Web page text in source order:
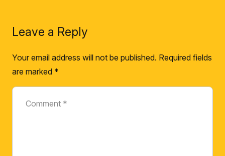
Leave a Reply
Your email address will not be published. Required fields
are marked *